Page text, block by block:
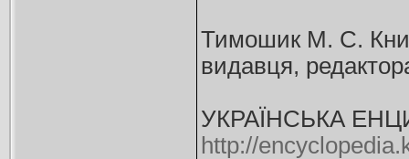
Тимошик М. С.
видавця,
УКРАЇНСЬКА
http://